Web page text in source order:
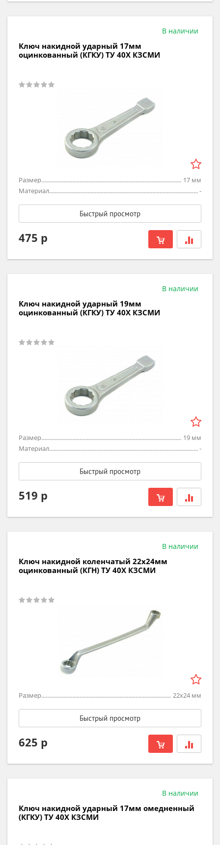
В наличии
Ключ накидной ударный 17мм
оцинкованный (КГКУ) ТУ 40Х КЗСМИ
Размер 17 мм
Материал
-
Быстрый просмотр
475 р
В наличии
Ключ накидной ударный 19мм
оцинкованный (КГКУ) ТУ 40Х КЗСМИ
Размер 19 мм
Материал
-
Быстрый просмотр
519 р
В наличии
Ключ накидной коленчатый 22х24мм
оцинкованный (КГН) ТУ 40Х КЗСМИ
Размер 22х24 мм
Быстрый просмотр
625 р
В наличии
Ключ накидной ударный 17мм омедненный
(КГКУ) ТУ 40Х КЗСМИ